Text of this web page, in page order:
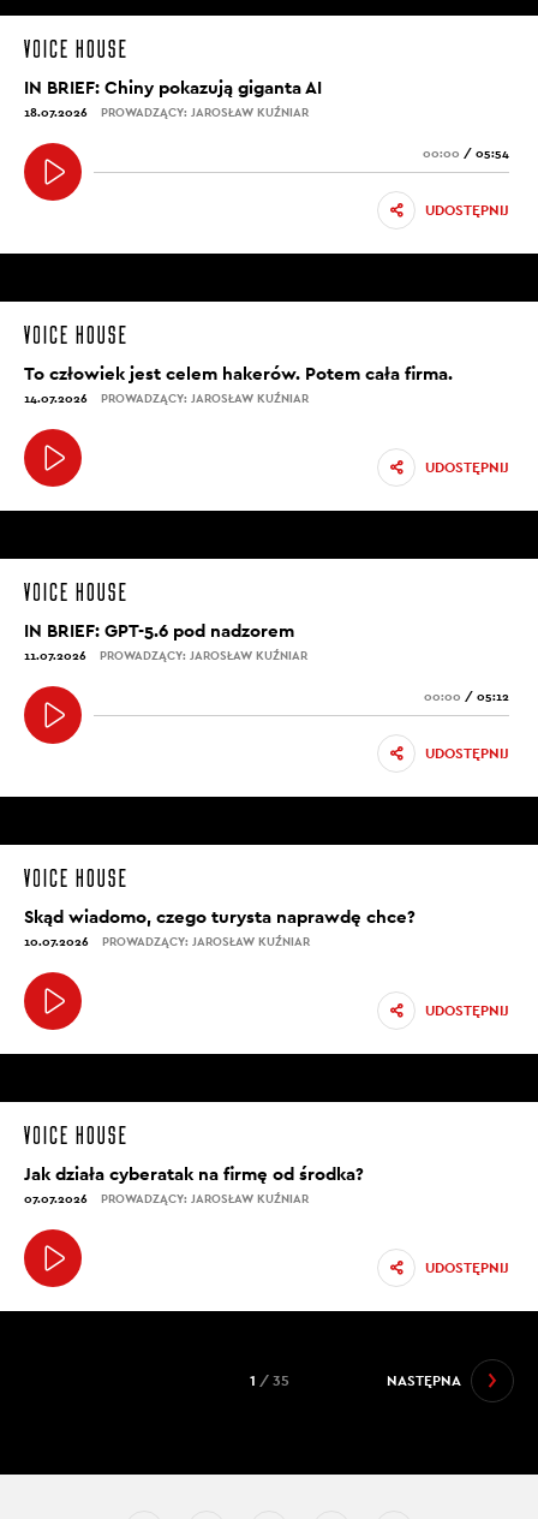
IN BRIEF: Chiny pokazują giganta AI
18.07.2026 PROWADZĄCY: JAROSŁAW KUŹNIAR
00:00 / 05:54
UDOSTĘPNIJ
To człowiek jest celem hakerów. Potem cała firma.
14.07.2026 PROWADZĄCY: JAROSŁAW KUŹNIAR
UDOSTĘPNIJ
IN BRIEF: GPT-5.6 pod nadzorem
11.07.2026 PROWADZĄCY: JAROSŁAW KUŹNIAR
00:00 / 05:12
UDOSTĘPNIJ
Skąd wiadomo, czego turysta naprawdę chce?
10.07.2026 PROWADZĄCY: JAROSŁAW KUŹNIAR
UDOSTĘPNIJ
Jak działa cyberatak na firmę od środka?
07.07.2026 PROWADZĄCY: JAROSŁAW KUŹNIAR
UDOSTĘPNIJ
NASTĘPNA
1 / 35